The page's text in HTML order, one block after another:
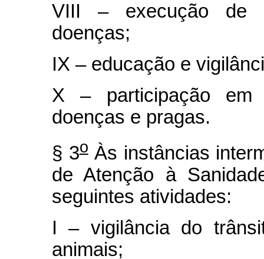
VIII – execução de
doenças;
IX – educação e
X – participação em
doenças e pragas.
§ 3oÀs instâncias
de Atenção à
seguintes atividades:
I – vigilância do
animais;